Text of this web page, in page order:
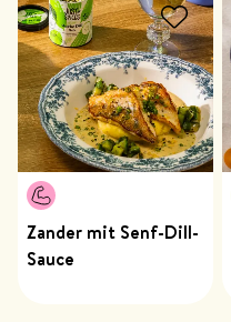
Zander mit Senf-Dill-
Sauce